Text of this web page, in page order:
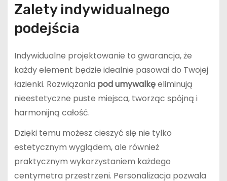
Zalety indywidualnego
podejścia
Indywidualne projektowanie to gwarancja, że
każdy element będzie idealnie pasował do Twojej
łazienki. Rozwiązania pod umywalkęeliminują
nieestetyczne puste miejsca, tworząc spójną i
harmonijną całość.
Dzięki temu możesz cieszyć się nie tylko
estetycznym wyglądem, ale również
praktycznym wykorzystaniem każdego
centymetra przestrzeni. Personalizacja pozwala